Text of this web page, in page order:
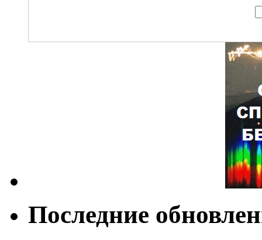
Последние